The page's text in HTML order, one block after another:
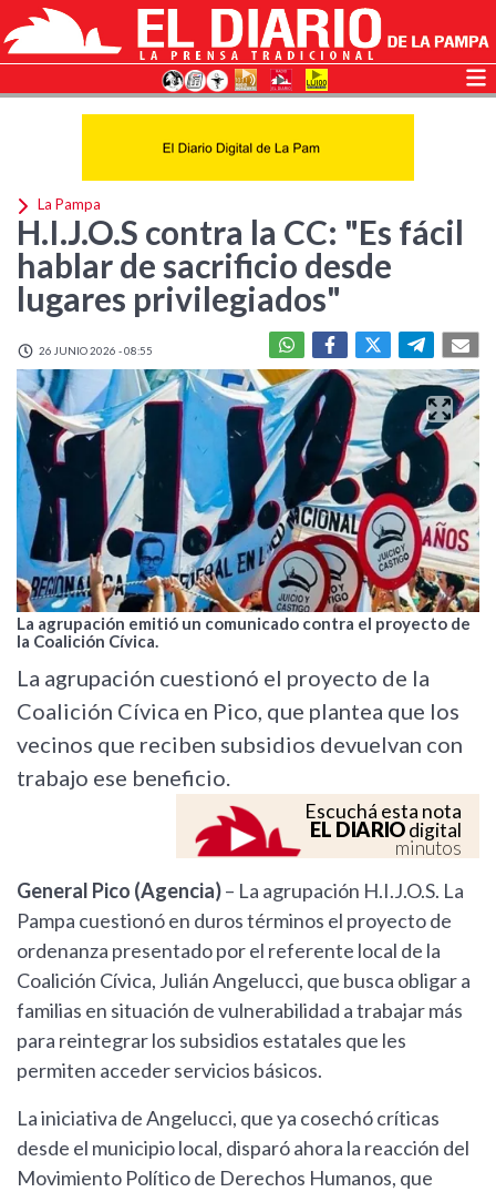
La Pampa
H.I.J.O.S contra la CC: "Es fácil
hablar de sacrificio desde
lugares privilegiados"
26 JUNIO 2026 - 08:55
La agrupación emitió un comunicado contra el proyecto de
la Coalición Cívica.
La agrupación cuestionó el proyecto de la
Coalición Cívica en Pico, que plantea que los
vecinos que reciben subsidios devuelvan con
trabajo ese beneficio.
Escuchá esta nota
EL DIARIOdigital
minutos
General Pico (Agencia)– La agrupación H.I.J.O.S. La
Pampa cuestionó en duros términos el proyecto de
ordenanza presentado por el referente local de la
Coalición Cívica, Julián Angelucci, que busca obligar a
familias en situación de vulnerabilidad a trabajar más
para reintegrar los subsidios estatales que les
permiten acceder servicios básicos.
La iniciativa de Angelucci, que ya cosechó críticas
desde el municipio local, disparó ahora la reacción del
Movimiento Político de Derechos Humanos, que